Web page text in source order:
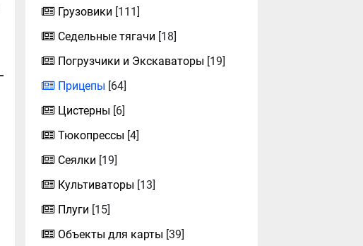
Грузовики [111]
Седельные тягачи [18]
Погрузчики и Экскаваторы [19]
Прицепы [64]
Цистерны [6]
Тюкопрессы [4]
Сеялки [19]
Культиваторы [13]
Плуги [15]
Объекты для карты [39]